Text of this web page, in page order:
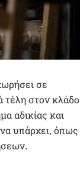
σε
τέλη στον κλάδο
αδικίας και
υπάρχει, όπως